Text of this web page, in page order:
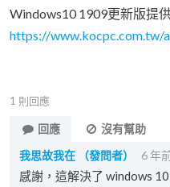
Windows10 1909更新版提
https://www.kocpc.com.tw/
1 則回應
回應
沒有幫助
我思故我在
（發問者） 6 年
感謝，這解決了 windows